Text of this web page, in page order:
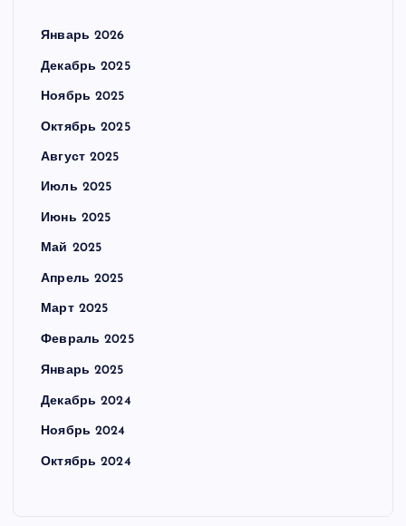
Январь 2026
Декабрь 2025
Ноябрь 2025
Октябрь 2025
Август 2025
Июль 2025
Июнь 2025
Май 2025
Апрель 2025
Март 2025
Февраль 2025
Январь 2025
Декабрь 2024
Ноябрь 2024
Октябрь 2024